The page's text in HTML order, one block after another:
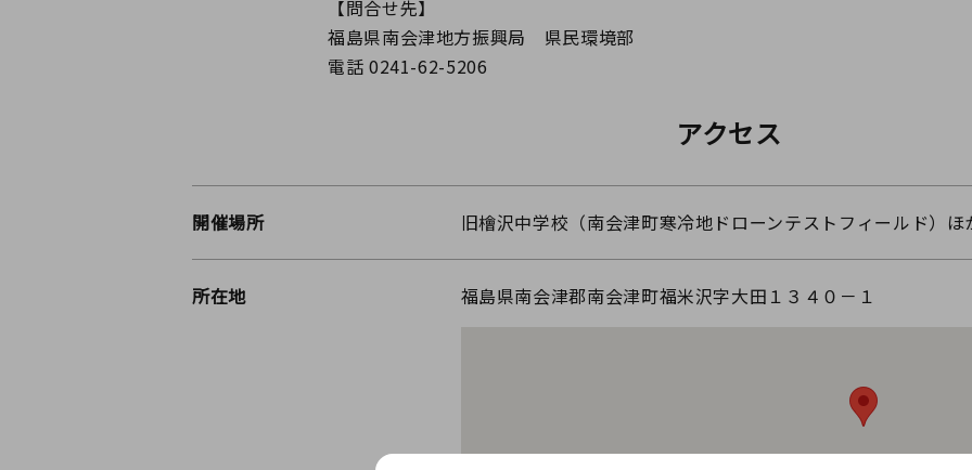
【問合せ先】
福島県南会津地方振興局 県民環境部
電話 0241-62-5206
アクセス
開催場所 旧檜沢中学校（南会津町寒冷地ドローンテストフィールド）ほ
所在地 福島県南会津郡南会津町福米沢字大田１３４０－１